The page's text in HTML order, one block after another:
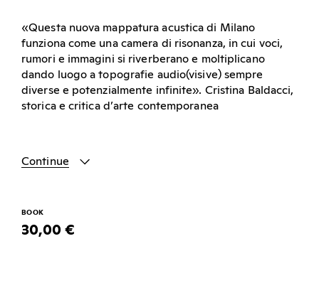
«Questa nuova mappatura acustica di Milano
funziona come una camera di risonanza, in cui voci,
rumori e immagini si riverberano e moltiplicano
dando luogo a topografie audio(visive) sempre
diverse e potenzialmente infinite». Cristina Baldacci,
storica e critica d’arte contemporanea
Continue
BOOK
30,00 €